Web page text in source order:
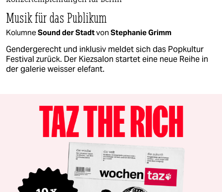
Musik für das Publikum
KolumneSound der Stadtvon Stephanie Grimm
Gendergerecht und inklusiv meldet sich das Popkultur
Festival zurück. Der Kiezsalon startet eine neue Reihe in
der galerie weisser elefant.